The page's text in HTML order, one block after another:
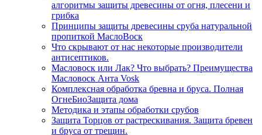
алгоритмы защиты древесины от огня, плесени и
грибка
Принципы защиты древесины сруба натуральной
пропиткой МаслоВоск
Что скрывают от нас некоторые производители
антисептиков.
Масловоск или Лак? Что выбрать? Преимущества
Масловоск Анта Vosk
Комплексная обработка бревна и бруса. Полная
ОгнеБиоЗащита дома
Методика и этапы обработки срубов
Защита Торцов от растрескивания. Защита бревен
и бруса от трещин.